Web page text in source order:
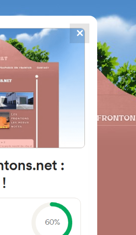
PROPOSER UN FRONTON
Espagne
909
et avis
✕